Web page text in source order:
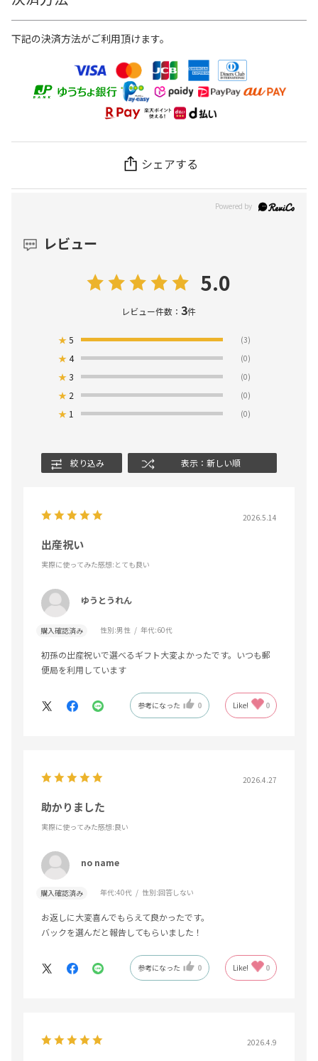
下記の決済方法がご利用頂けます。
シェアする
レビュー
5.0
レビュー件数：3件
★5 (3)
★4 (0)
★3 (0)
★ 2 (0)
★ 1 (0)
絞り込み 表示：新しい順
2026.5.14
出産祝い
実際に使ってみた感想:とても良い
ゆうとうれん
購入確認済み 性別:男性 年代:60代
初孫の出産祝いで選べるギフト大変よかったです。いつも郵
便局を利用しています
参考になった 0 Like! 0
2026.4.27
助かりました
実際に使ってみた感想:良い
no name
購入確認済み 年代:40代 性別:回答しない
お返しに大変喜んでもらえて良かったです。
バックを選んだと報告してもらいました！
参考になった 0 Like! 0
2026.4.9